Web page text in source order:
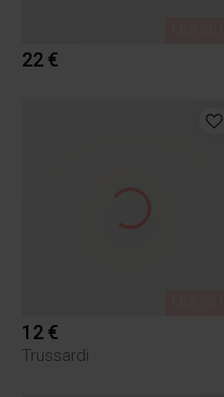
22 €
12 €
Trussardi